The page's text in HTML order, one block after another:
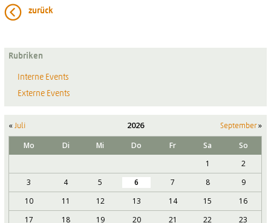
zurück
Rubriken
Interne Events
Externe Events
« Juli 2026 September»
Mo Di Mi Do Fr Sa
So
1
2
3
4 5 6 7 8
9
10
11 12 13 14 15
16
17
18 19 20 21 22 23